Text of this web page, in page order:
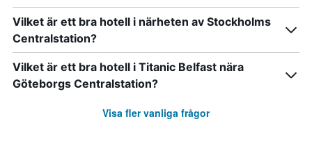
Vilket är ett bra hotell i närheten av Stockholms
Centralstation?
Vilket är ett bra hotell i Titanic Belfast nära
Göteborgs Centralstation?
Visa fler vanliga frågor